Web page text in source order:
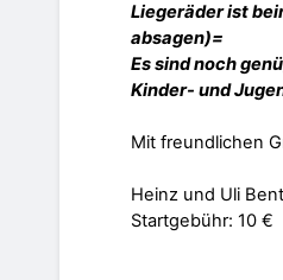
Liegeräder ist
absagen)=
Es sind noch
Kinder- und
Mit freundlichen
Heinz und Uli
Startgebühr: 10 €